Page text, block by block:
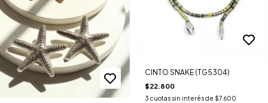
CINTO SNAKE (TG5304)
$22.800
3 cuotas sin interés de $7.600